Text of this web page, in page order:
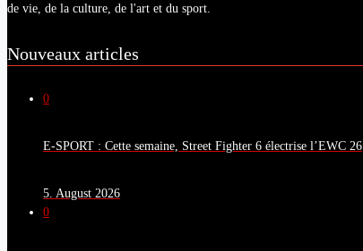
de vie, de la culture, de l'art et du sport.
Nouveaux articles
0
E-SPORT : Cette semaine, Street Fighter 6 électrise l’EWC 26
5. August 2026
0